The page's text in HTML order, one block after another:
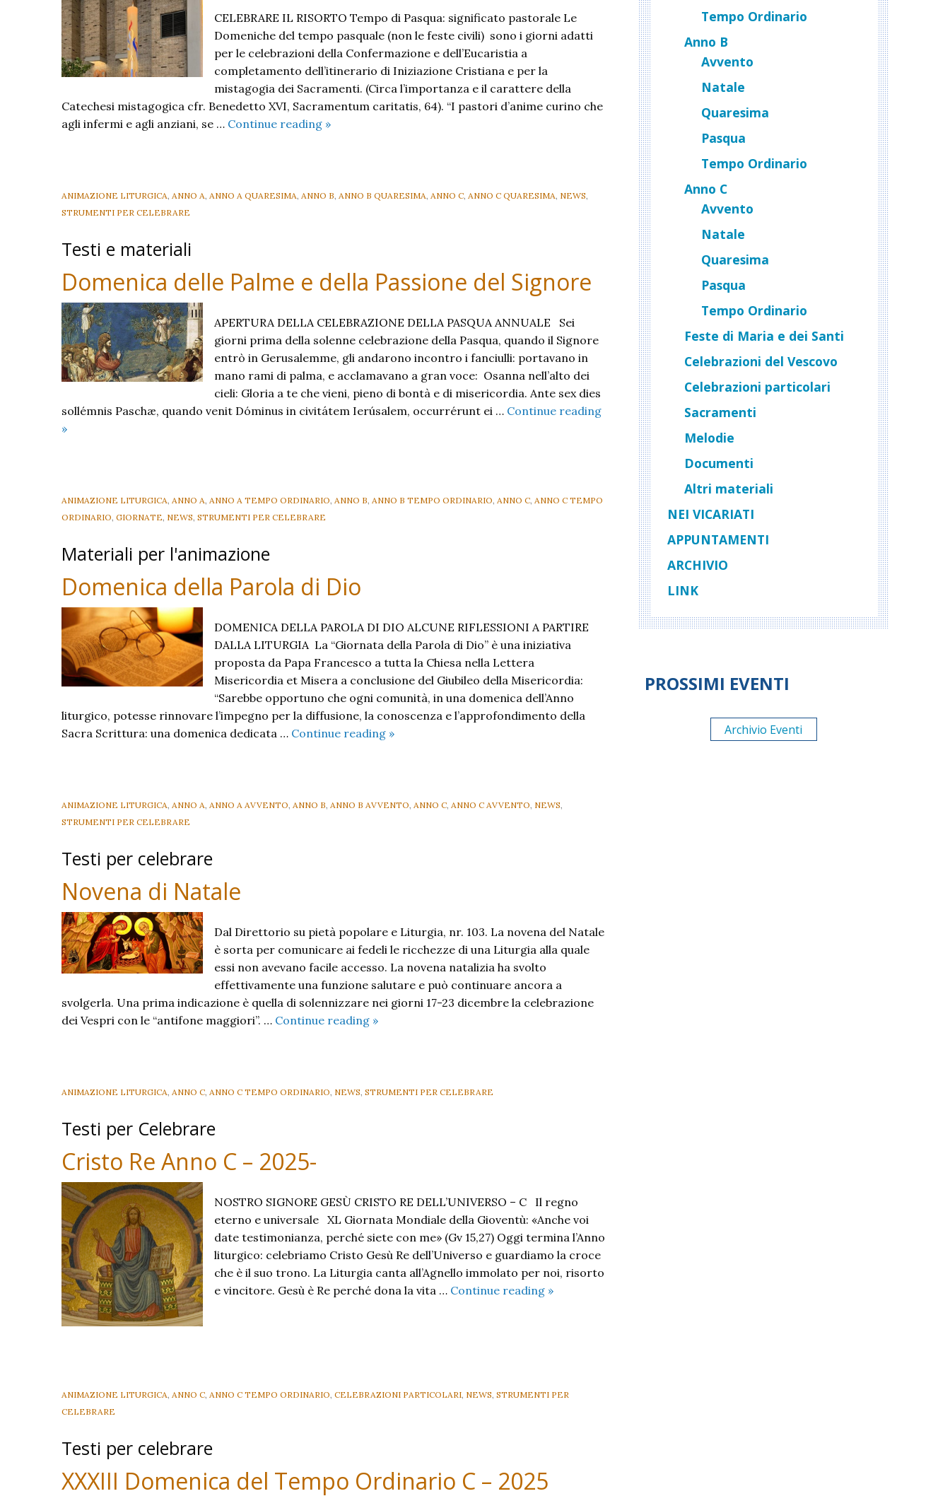
CELEBRARE IL RISORTO Tempo di Pasqua: significato pastorale Le
Domeniche del tempo pasquale (non le feste civili) sono i giorni adatti
per le celebrazioni della Confermazione e dell’Eucaristia a
completamento dell’itinerario di Iniziazione Cristiana e per la
mistagogia dei Sacramenti. (Circa l’importanza e il carattere della
Catechesi mistagogica cfr. Benedetto XVI, Sacramentum caritatis, 64). “I pastori d’anime curino che
agli infermi e agli anziani, se … Continue reading Il
materiali
»
ANIMAZIONE LITURGICA ANNO A ANNO A QUARESIMA ANNO B ANNO B QUARESIMA ANNO C ANNO C QUARESIMA NEWS
STRUMENTI PER CELEBRARE
Testi e materiali
Domenica delle Palme e della Passione del Signore
APERTURA DELLA CELEBRAZIONE DELLA PASQUA ANNUALE Sei
giorni prima della solenne celebrazione della Pasqua, quando il Signore
entrò in Gerusalemme, gli andarono incontro i fanciulli: portavano in
mano rami di palma, e acclamavano a gran voce: Osanna nell’alto dei
cieli: Gloria a te che vieni, pieno di bontà e di misericordia. Ante sex dies
sollémnis Paschæ, quando venit Dóminus in civitátem Ierúsalem, occurrérunt ei … Continue reading
Domenica
della
Passione
Signore
»
ANIMAZIONE LITURGICA ANNO A ANNO A TEMPO ORDINARIO ANNO B ANNO B TEMPO ORDINARIO ANNO C ANNO C TEMPO
ORDINARIO GIORNATE NEWS STRUMENTI PER CELEBRARE
Materiali per l'animazione
Domenica della Parola di Dio
DOMENICA DELLA PAROLA DI DIO ALCUNE RIFLESSIONI A PARTIRE
DALLA LITURGIA La “Giornata della Parola di Dio” è una iniziativa
proposta da Papa Francesco a tutta la Chiesa nella Lettera
Misericordia et Misera a conclusione del Giubileo della Misericordia:
“Sarebbe opportuno che ogni comunità, in una domenica dell’Anno
liturgico, potesse rinnovare l’impegno per la diffusione, la conoscenza e l’approfondimento della
Sacra Scrittura: una domenica dedicata … Continue reading Domenica
Dio
»
ANIMAZIONE LITURGICA ANNO A ANNO A AVVENTO ANNO B ANNO B AVVENTO ANNO C ANNO C AVVENTO NEWS
STRUMENTI PER CELEBRARE
Testi per celebrare
Novena di Natale
Dal Direttorio su pietà popolare e Liturgia, nr. 103. La novena del Natale
è sorta per comunicare ai fedeli le ricchezze di una Liturgia alla quale
essi non avevano facile accesso. La novena natalizia ha svolto
effettivamente una funzione salutare e può continuare ancora a
svolgerla. Una prima indicazione è quella di solennizzare nei giorni 17-23 dicembre la celebrazione
dei Vespri con le “antifone maggiori”. … Continue reading Novena
»
ANIMAZIONE LITURGICA ANNO C ANNO C TEMPO ORDINARIO NEWS STRUMENTI PER CELEBRARE
Testi per Celebrare
Cristo Re Anno C – 2025-
NOSTRO SIGNORE GESÙ CRISTO RE DELL’UNIVERSO – C Il regno
eterno e universale XL Giornata Mondiale della Gioventù: «Anche voi
date testimonianza, perché siete con me» (Gv 15,27) Oggi termina l’Anno
liturgico: celebriamo Cristo Gesù Re dell’Universo e guardiamo la croce
che è il suo trono. La Liturgia canta all’Agnello immolato per noi, ri­sorto
e vincitore. Gesù è Re perché dona la vita … Continue reading Cristo
»
ANIMAZIONE LITURGICA, ANNO C, ANNO C TEMPO ORDINARIO, CELEBRAZIONI PARTICOLARI, NEWS, STRUMENTI PER
CELEBRARE
Testi per celebrare
XXXIII Domenica del Tempo Ordinario C – 2025
Tempo Ordinario
Anno B
Avvento
Natale
Quaresima
Pasqua
Tempo Ordinario
Anno C
Avvento
Natale
Quaresima
Pasqua
Tempo Ordinario
Feste di Maria e dei Santi
Celebrazioni del Vescovo
Celebrazioni particolari
Sacramenti
Melodie
Documenti
Altri materiali
NEI VICARIATI
APPUNTAMENTI
ARCHIVIO
LINK
PROSSIMI EVENTI
Archivio Eventi